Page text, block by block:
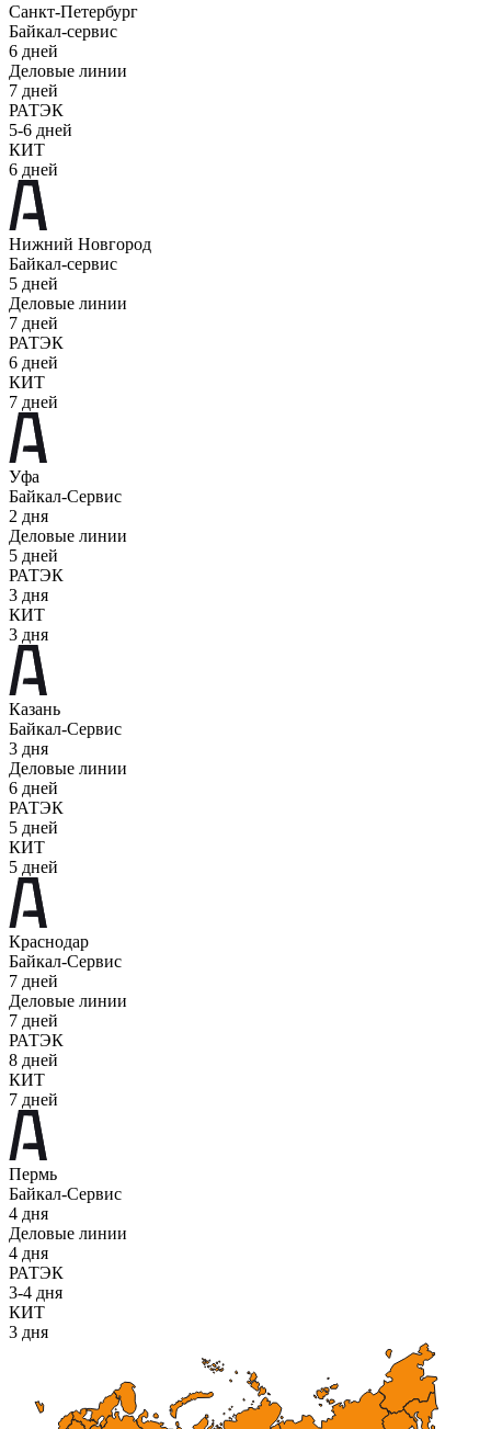
Санкт-Петербург
Байкал-сервис
6 дней
Деловые линии
7 дней
РАТЭК
5-6 дней
КИТ
6 дней
Нижний Новгород
Байкал-сервис
5 дней
Деловые линии
7 дней
РАТЭК
6 дней
КИТ
7 дней
Уфа
Байкал-Сервис
2 дня
Деловые линии
5 дней
РАТЭК
3 дня
КИТ
3 дня
Казань
Байкал-Сервис
3 дня
Деловые линии
6 дней
РАТЭК
5 дней
КИТ
5 дней
Краснодар
Байкал-Сервис
7 дней
Деловые линии
7 дней
РАТЭК
8 дней
КИТ
7 дней
Пермь
Байкал-Сервис
4 дня
Деловые линии
4 дня
РАТЭК
3-4 дня
КИТ
3 дня